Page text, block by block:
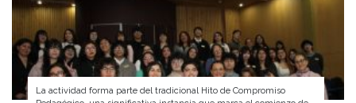
La actividad forma parte del tradicional Hito de Compromiso